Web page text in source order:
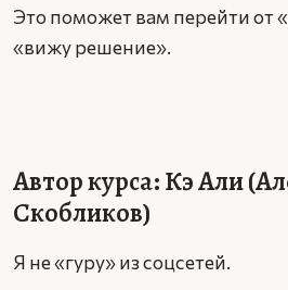
Это поможет вам перейти от
«вижу решение».
Автор курса: Кэ Али
Скобликов)
Я не «гуру» из соцсетей.